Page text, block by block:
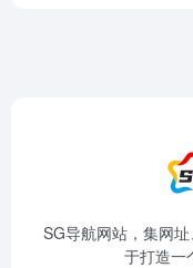
SG导航网站，集网
于打造一